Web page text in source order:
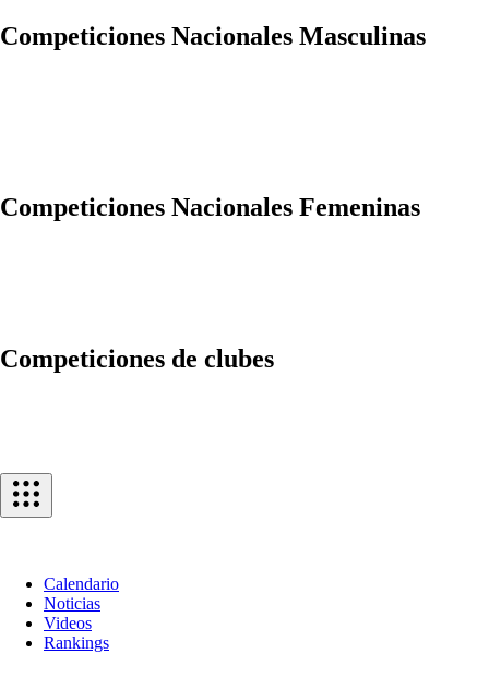
Competiciones Nacionales Masculinas
Competiciones Nacionales Femeninas
Competiciones de clubes
Calendario
Noticias
Videos
Rankings